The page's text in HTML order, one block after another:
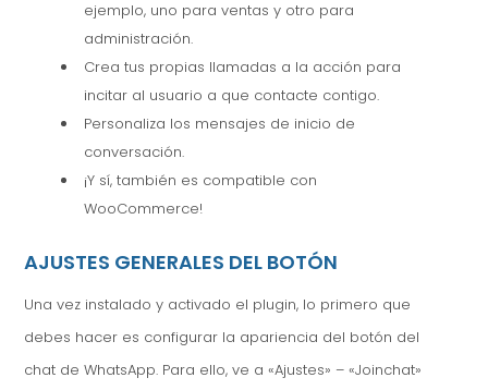
ejemplo, uno para ventas y otro para
administración.
Crea tus propias llamadas a la acción para
incitar al usuario a que contacte contigo.
Personaliza los mensajes de inicio de
conversación.
¡Y sí, también es compatible con
WooCommerce!
AJUSTES GENERALES DEL BOTÓN
Una vez instalado y activado el plugin, lo primero que
debes hacer es configurar la apariencia del botón del
chat de WhatsApp. Para ello, ve a «Ajustes» – «Joinchat»